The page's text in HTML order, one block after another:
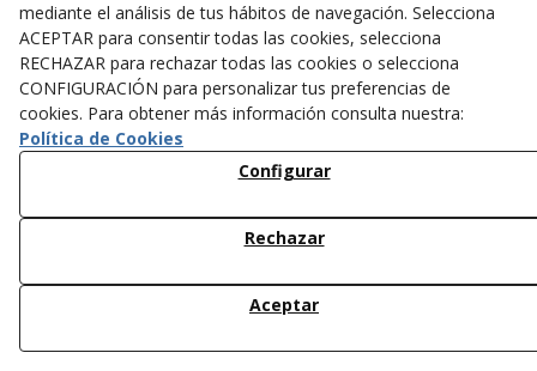
mediante el análisis de tus hábitos de navegación. Selecciona
ACEPTAR para consentir todas las cookies, selecciona
RECHAZAR para rechazar todas las cookies o selecciona
CONFIGURACIÓN para personalizar tus preferencias de
cookies. Para obtener más información consulta nuestra:
Política de Cookies
Configurar
Rechazar
Aceptar